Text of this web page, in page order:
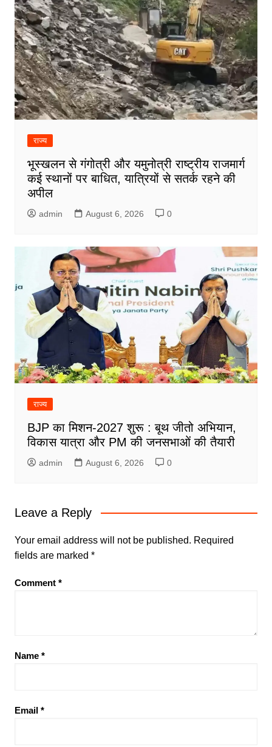
राज्य
भूस्खलन से गंगोत्री और यमुनोत्री राष्ट्रीय राजमार्ग
कई स्थानों पर बाधित, यात्रियों से सतर्क रहने की
अपील
admin August 6, 2026 0
राज्य
BJP का मिशन-2027 शुरू : बूथ जीतो अभियान,
विकास यात्रा और PM की जनसभाओं की तैयारी
admin August 6, 2026 0
Leave a Reply
Your email address will not be published. Required
fields are marked *
Comment *
Name *
Email *